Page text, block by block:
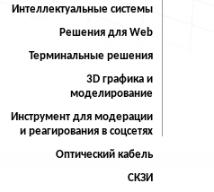
Интеллектуальные системы
Решения для Web
Терминальные решения
3D графика и
моделирование
Инструмент для модерации
и реагирования в соцсетях
Оптический кабель
СКЗИ